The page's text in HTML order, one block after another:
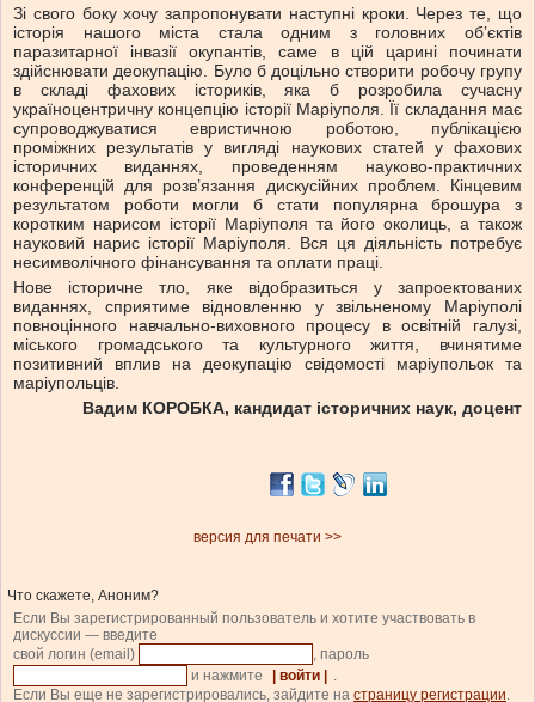
Зі свого боку хочу запропонувати наступні кроки. Через те, що
історія нашого міста стала одним з головних об’єктів
паразитарної інвазії окупантів, саме в цій царині починати
здійснювати деокупацію. Було б доцільно створити робочу групу
в складі фахових істориків, яка б розробила сучасну
україноцентричну концепцію історії Маріуполя. Її складання має
супроводжуватися евристичною роботою, публікацією
проміжних результатів у вигляді наукових статей у фахових
історичних виданнях, проведенням науково-практичних
конференцій для розв’язання дискусійних проблем. Кінцевим
результатом роботи могли б стати популярна брошура з
коротким нарисом історії Маріуполя та його околиць, а також
науковий нарис історії Маріуполя. Вся ця діяльність потребує
несимволічного фінансування та оплати праці.
Нове історичне тло, яке відобразиться у запроектованих
виданнях, сприятиме відновленню у звільненому Маріуполі
повноцінного навчально-виховного процесу в освітній галузі,
міського громадського та культурного життя, вчинятиме
позитивний вплив на деокупацію свідомості маріупольок та
маріупольців.
Вадим КОРОБКА, кандидат історичних наук, доцент
версия для печати >>
Что скажете, Аноним?
Если Вы зарегистрированный пользователь и хотите участвовать в
дискуссии — введите
свой логин (email)
, пароль
и нажмите
| войти |
.
Если Вы еще не зарегистрировались, зайдите на страницу регистрации.